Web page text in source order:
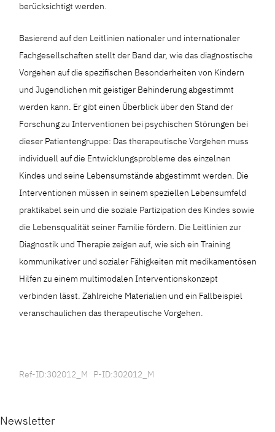
berücksichtigt werden.
Basierend auf den Leitlinien nationaler und internationaler
Fachgesellschaften stellt der Band dar, wie das diagnostische
Vorgehen auf die spezifischen Besonderheiten von Kindern
und Jugendlichen mit geistiger Behinderung abgestimmt
werden kann. Er gibt einen Überblick über den Stand der
Forschung zu Interventionen bei psychischen Störungen bei
dieser Patientengruppe: Das therapeutische Vorgehen muss
individuell auf die Entwicklungsprobleme des einzelnen
Kindes und seine Lebensumstände abgestimmt werden. Die
Interventionen müssen in seinem speziellen Lebensumfeld
praktikabel sein und die soziale Partizipation des Kindes sowie
die Lebensqualität seiner Familie fördern. Die Leitlinien zur
Diagnostik und Therapie zeigen auf, wie sich ein Training
kommunikativer und sozialer Fähigkeiten mit medikamentösen
Hilfen zu einem multimodalen Interventionskonzept
verbinden lässt. Zahlreiche Materialien und ein Fallbeispiel
veranschaulichen das therapeutische Vorgehen.
Ref-ID:302012_M P-ID:302012_M
Newsletter